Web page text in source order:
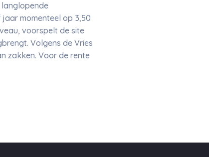
momenteel op 3,50
voorspelt de site
Volgens de Vries
zakken. Voor de rente